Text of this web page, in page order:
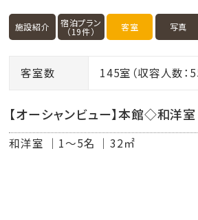
施設紹介 宿泊プラン
（19件） 客室 写真
客室数 145室（収容人数：
【オーシャンビュー】本館◇和洋
和洋室 1～5名 32㎡